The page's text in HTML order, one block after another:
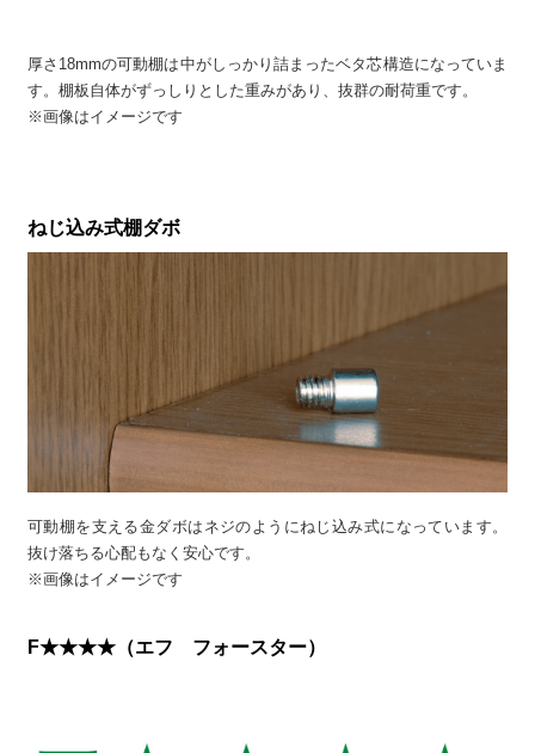
厚さ18mmの可動棚は中がしっかり詰まったベタ芯構造になっていま
す。棚板自体がずっしりとした重みがあり、抜群の耐荷重です。
※画像はイメージです
ねじ込み式棚ダボ
可動棚を支える金ダボはネジのようにねじ込み式になっています。
抜け落ちる心配もなく安心です。
※画像はイメージです
F★★★★（エフ フォースター）